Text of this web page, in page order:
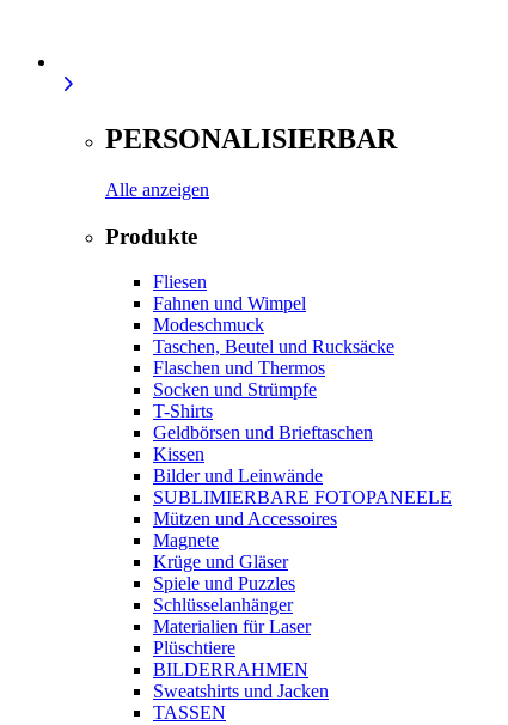
PERSONALISIERBAR
Alle anzeigen
Produkte
Fliesen
Fahnen und Wimpel
Modeschmuck
Taschen, Beutel und Rucksäcke
Flaschen und Thermos
Socken und Strümpfe
T-Shirts
Geldbörsen und Brieftaschen
Kissen
Bilder und Leinwände
SUBLIMIERBARE FOTOPANEELE
Mützen und Accessoires
Magnete
Krüge und Gläser
Spiele und Puzzles
Schlüsselanhänger
Materialien für Laser
Plüschtiere
BILDERRAHMEN
Sweatshirts und Jacken
TASSEN